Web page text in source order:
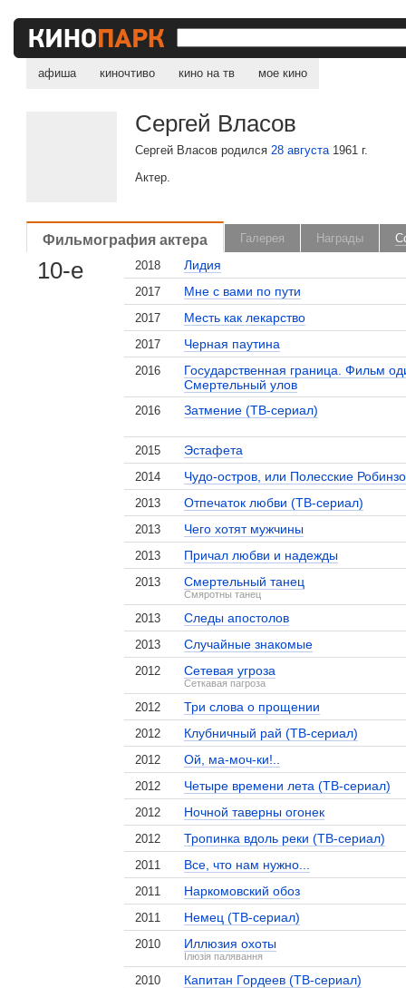
афиша киночтиво кино на тв мое кино
Сергей Власов
Сергей Власов родился28 августа1961 г.
Актер.
Фильмография актера Галерея Награды
10-е 2018 Лидия
2017 Мне с вами по пути
2017 Месть как лекарство
2017 Черная паутина
2016
Государственная граница. Фильм
Смертельный улов
2016 Затмение (ТВ-сериал)
2015 Эстафета
2014 Чудо-остров, или Полесские
2013 Отпечаток любви (ТВ-сериал)
2013 Чего хотят мужчины
2013 Причал любви и надежды
2013 Смертельный танец
Смяротны танец
2013 Следы апостолов
2013 Случайные знакомые
2012 Сетевая угроза
Сеткавая пагроза
2012 Три слова о прощении
2012 Клубничный рай (ТВ-сериал)
2012 Ой, ма-моч-ки!..
2012 Четыре времени лета (ТВ-сериал)
2012 Ночной таверны огонек
2012 Тропинка вдоль реки (ТВ-сериал)
2011 Все, что нам нужно...
2011 Наркомовский обоз
2011 Немец (ТВ-сериал)
2010 Иллюзия охоты
Ілюзія палявання
2010 Капитан Гордеев (ТВ-сериал)